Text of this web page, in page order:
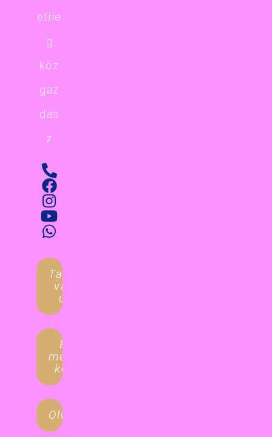
etile
g
köz
gaz
dás
z
Tanulnál
valami
újat?
Egyéni
megoldást
keresel?
Olvasgatnál?